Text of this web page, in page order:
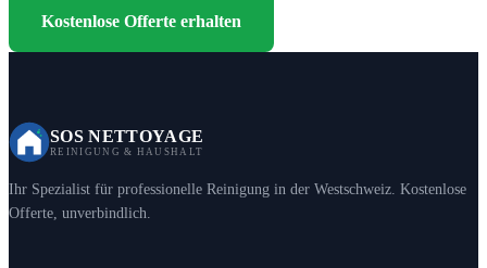
Kostenlose Offerte erhalten
SOS NETTOYAGE
REINIGUNG & HAUSHALT
Ihr Spezialist für professionelle Reinigung in der Westschweiz. Kostenlose
Offerte, unverbindlich.